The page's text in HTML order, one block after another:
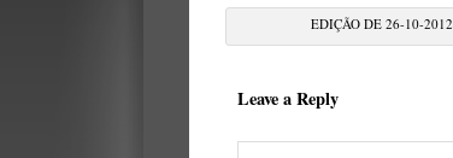
EDIÇÃO DE 26-10-2012
Leave a Reply